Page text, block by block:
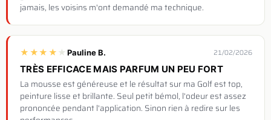
jamais, les voisins m'ont demandé ma technique.
★★★★★ Pauline B. 21/02/2026
TRÈS EFFICACE MAIS PARFUM UN PEU FORT
La mousse est généreuse et le résultat sur ma Golf est top,
peinture lisse et brillante. Seul petit bémol, l'odeur est assez
prononcée pendant l'application. Sinon rien à redire sur les